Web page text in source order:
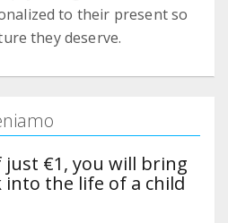
to their present so
they deserve.
€1, you will bring
into the life of a child